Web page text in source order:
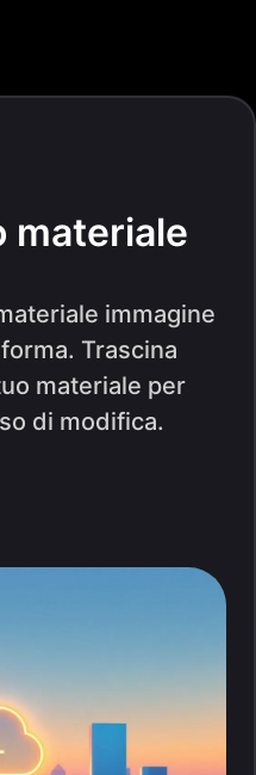
materiale
immagine
Trascina
materiale per
di modifica.